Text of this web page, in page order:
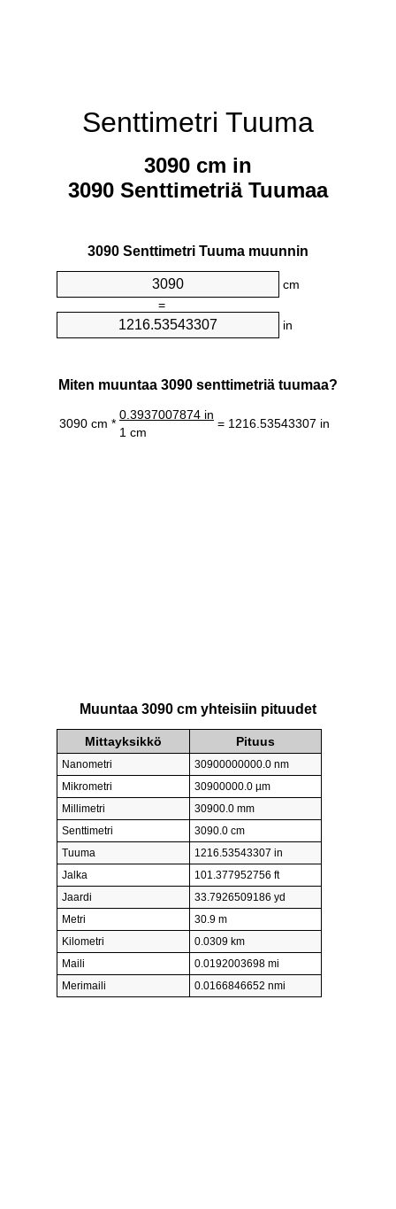
Senttimetri Tuuma
3090 cm in
3090 Senttimetriä Tuumaa
3090 Senttimetri Tuuma muunnin
cm
=
in
Miten muuntaa 3090 senttimetriä tuumaa?
3090 cm *
0.3937007874 in
= 1216.53543307 in
1 cm
Muuntaa 3090 cm yhteisiin pituudet
Mittayksikkö Pituus
Nanometri
30900000000.0 nm
Mikrometri
30900000.0 µm
Millimetri
30900.0 mm
Senttimetri
3090.0 cm
Tuuma
1216.53543307 in
Jalka
101.377952756 ft
Jaardi
33.7926509186 yd
Metri
30.9 m
Kilometri
0.0309 km
Maili
0.0192003698 mi
Merimaili
0.0166846652 nmi